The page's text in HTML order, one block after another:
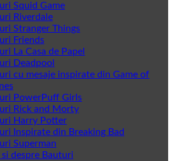
Squid Game
Riverdale
Stranger Things
Friends
La Casa de Papel
Deadpool
cu mesaje inspirate din Game of
PowerPuff Girls
Rick and Morty
Harry Potter
Inspirate din Breaking Bad
Superman
despre Bauturi